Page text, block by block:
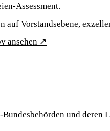
Assessment.
auf Vorstandsebene,
ansehen ↗
und